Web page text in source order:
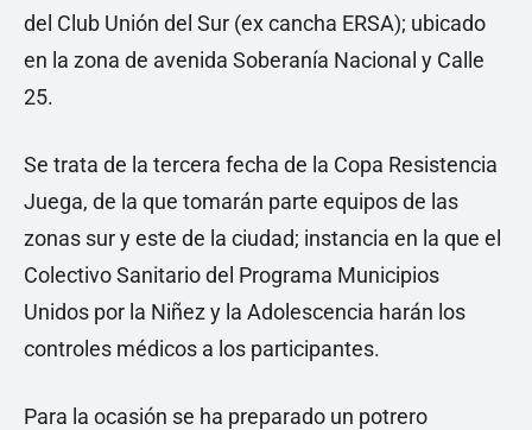
del Club Unión del Sur (ex cancha ERSA); ubicado
en la zona de avenida Soberanía Nacional y Calle
25.
Se trata de la tercera fecha de la Copa Resistencia
Juega, de la que tomarán parte equipos de las
zonas sur y este de la ciudad; instancia en la que el
Colectivo Sanitario del Programa Municipios
Unidos por la Niñez y la Adolescencia harán los
controles médicos a los participantes.
Para la ocasión se ha preparado un potrero